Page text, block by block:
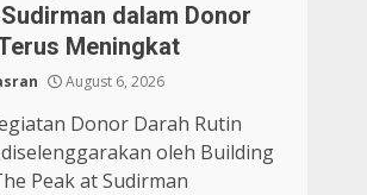
dalam Donor
Meningkat
August 6, 2026
Donor Darah Rutin
oleh Building
Peak at Sudirman